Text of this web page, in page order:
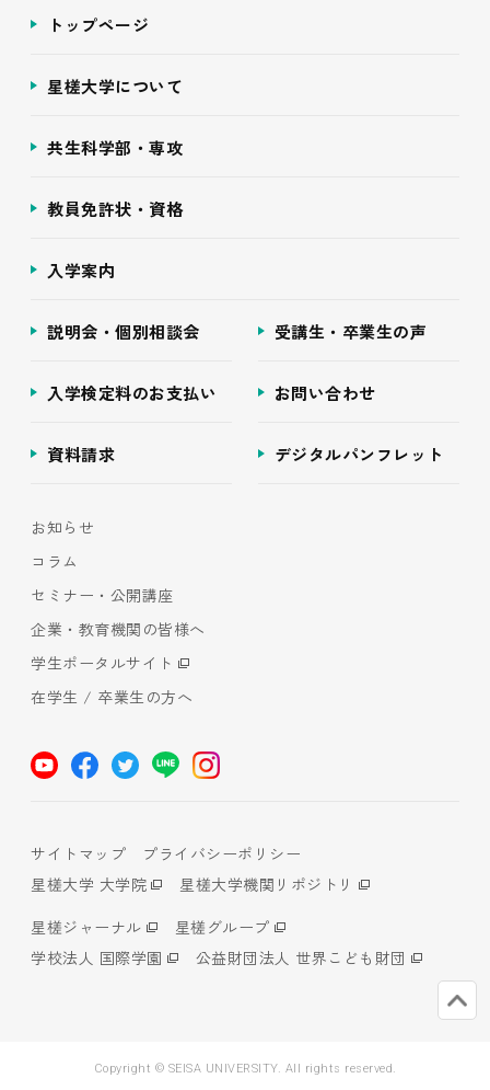
トップページ
星槎大学について
共生科学部・専攻
教員免許状・資格
入学案内
説明会・個別相談会 受講生・卒業生の声
入学検定料のお支払い お問い合わせ
資料請求 デジタルパンフレット
お知らせ
コラム
セミナー・公開講座
企業・教育機関の皆様へ
学生ポータルサイト
在学生 / 卒業生の方へ
サイトマップ
プライバシーポリシー
星槎大学 大学院
星槎大学機関リポジトリ
星槎ジャーナル
星槎グループ
学校法人 国際学園
公益財団法人 世界こども財団
Copyright © SEISA UNIVERSITY. All rights reserved.